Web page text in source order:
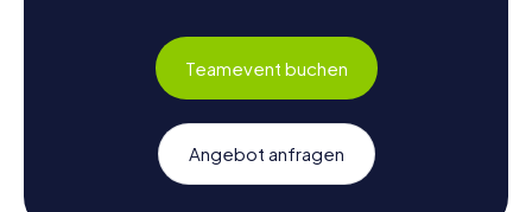
Teamevent buchen
Angebot anfragen